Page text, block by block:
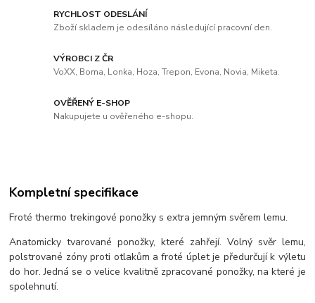
RYCHLOST ODESLÁNÍ
Zboží skladem je odesíláno následující pracovní den.
VÝROBCI Z ČR
VoXX, Boma, Lonka, Hoza, Trepon, Evona, Novia, Miketa.
OVĚŘENÝ E-SHOP
Nakupujete u ověřeného e-shopu.
Kompletní specifikace
Froté thermo trekingové ponožky s extra jemným svěrem lemu.
Anatomicky tvarované ponožky, které zahřejí. Volný svěr lemu,
polstrované zóny proti otlakům a froté úplet je předurčují k výletu
do hor. Jedná se o velice kvalitně zpracované ponožky, na které je
spolehnutí.